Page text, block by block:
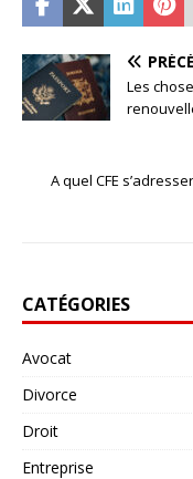
Les
A quel CFE
CATÉGORIES
Avocat
Divorce
Droit
Entreprise